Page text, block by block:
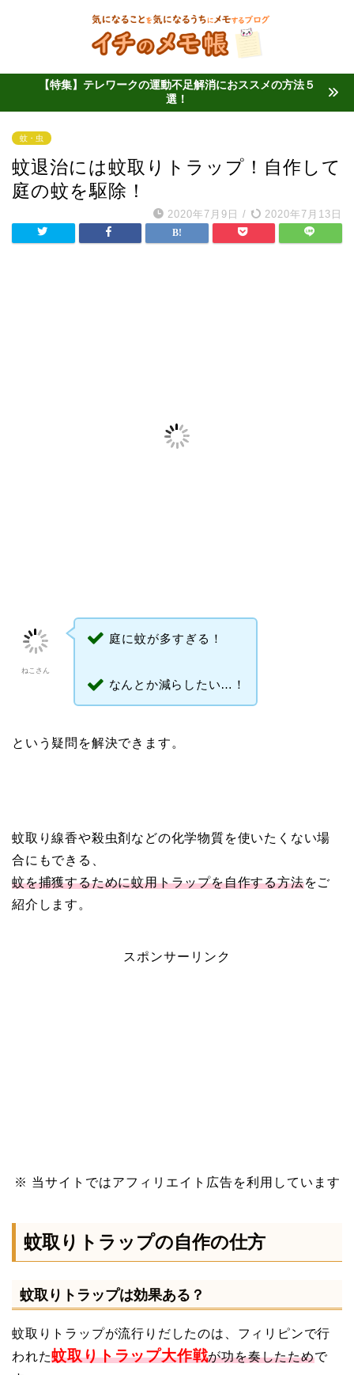
【特集】テレワークの運動不足解消におススメの方法５
選！
蚊・虫
蚊退治には蚊取りトラップ！自作して
庭の蚊を駆除！
2020年7月9日 / 2020年7月13日
ねこさん
庭に蚊が多すぎる！
なんとか減らしたい…！
という疑問を解決できます。
蚊取り線香や殺虫剤などの化学物質を使いたくない場
合にもできる、
蚊を捕獲するために蚊用トラップを自作する方法をご
紹介します。
スポンサーリンク
※ 当サイトではアフィリエイト広告を利用しています
蚊取りトラップの自作の仕方
蚊取りトラップは効果ある？
蚊取りトラップが流行りだしたのは、フィリピンで行
われた蚊取りトラップ大作戦が功を奏したためで